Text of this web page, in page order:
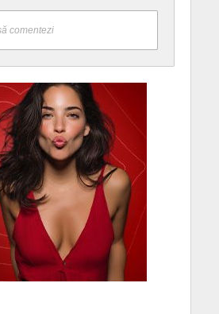
comentezi